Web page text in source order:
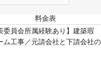
料金表
員会所属経験あり】建築瑕
工事／元請会社と下請会社の